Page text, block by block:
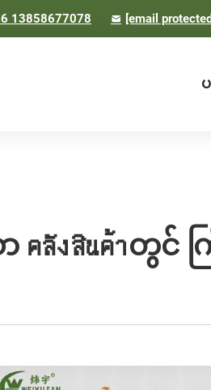
13858677078 [email
ာ คลังสินค้าတွ